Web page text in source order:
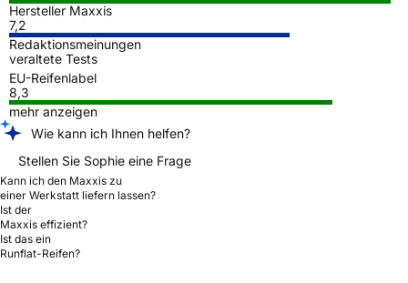
Hersteller Maxxis
7,2
Redaktionsmeinungen
veraltete Tests
EU-Reifenlabel
8,3
mehr anzeigen
Wie kann ich Ihnen helfen?
Stellen Sie Sophie eine Frage
Kann ich den Maxxis zu
einer Werkstatt liefern lassen?
Ist der
Maxxis effizient?
Ist das ein
Runflat-Reifen?